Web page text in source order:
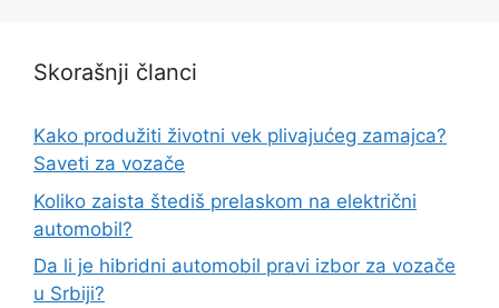
Skorašnji članci
Kako produžiti životni vek plivajućeg zamajca?
Saveti za vozače
Koliko zaista štediš prelaskom na električni
automobil?
Da li je hibridni automobil pravi izbor za vozače
u Srbiji?